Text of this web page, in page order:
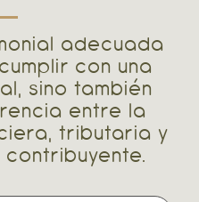
adecuada
con una
sino también
entre la
tributaria y